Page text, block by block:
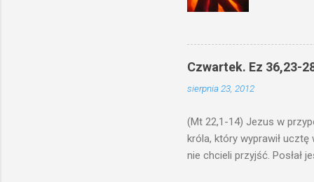
niechaj
ma. W
by je
Czwartek. Ez 36,23-
sierpnia 23, 2012
(Mt 22,1-14) Jezus w
króla, który wyprawił ucztę
nie chcieli przyjść. Posłał